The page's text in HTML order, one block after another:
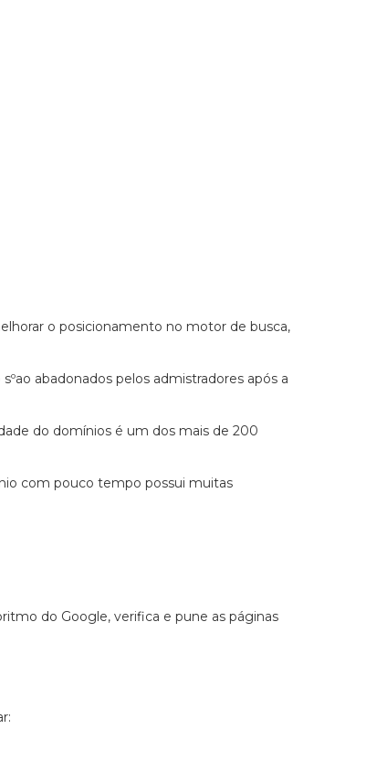
o posicionamento no motor de busca,
abadonados pelos admistradores após a
do domínios é um dos mais de 200
com pouco tempo possui muitas
do Google, verifica e pune as páginas